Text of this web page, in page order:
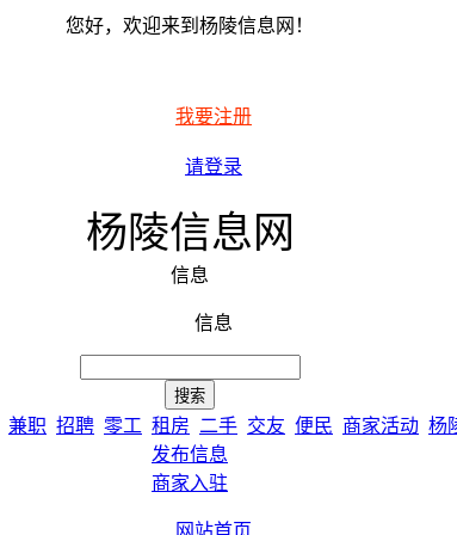
您好，欢迎来到杨陵信息网！
我要注册
请登录
杨陵信息网
信息
信息
兼职 招聘 零工 租房 二手 交友 便民 商家活动 杨
发布信息
商家入驻
网站首页